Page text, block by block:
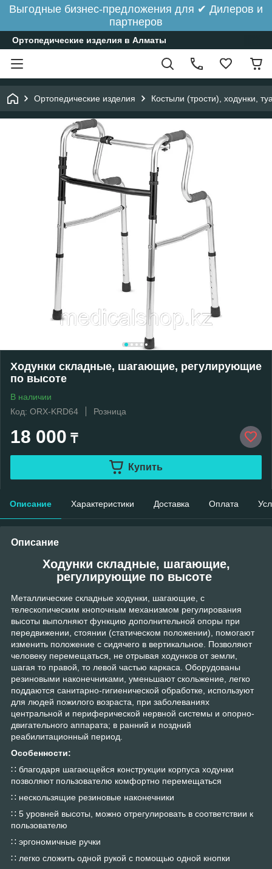
Выгодные бизнес-предложения для ✔ Дилеров и
партнеров
Ортопедические изделия в Алматы
Ортопедические изделия Костыли (трости), ходунки,
Ходунки складные, шагающие, регулирующие
по высоте
В наличии
Код: ORX-KRD64
Розница
18 000 ₸
Купить
Описание Характеристики Доставка Оплата
Описание
Ходунки складные, шагающие,
регулирующие по высоте
Металлические складные ходунки, шагающие, с
телескопическим кнопочным механизмом регулирования
высоты выполняют функцию дополнительной опоры при
передвижении, стоянии (статическом положении), помогают
изменить положение с сидячего в вертикальное. Позволяют
человеку перемещаться, не отрывая ходунков от земли,
шагая то правой, то левой частью каркаса. Оборудованы
резиновыми наконечниками, уменьшают скольжение, легко
поддаются санитарно-гигиенической обработке, используют
для людей пожилого возраста, при заболеваниях
центральной и периферической нервной системы и опорно-
двигательного аппарата; в ранний и поздний
реабилитационный период.
Особенности:
∷ благодаря шагающейся конструкции корпуса ходунки
позволяют пользователю комфортно перемещаться
∷ нескользящие резиновые наконечники
∷ 5 уровней высоты, можно отрегулировать в соответствии к
пользователю
∷ эргономичные ручки
∷ легко сложить одной рукой с помощью одной кнопки